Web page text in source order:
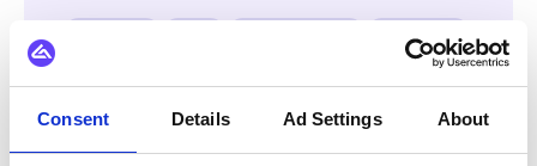
Consent Details Ad Settings About
WordPress
Alle TikTok Integrationen ansehen